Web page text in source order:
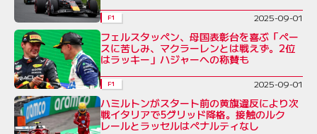
F1 2025-09-01
フェルスタッペン、母国表彰台を喜ぶ「ペー
スに苦しみ、マクラーレンとは戦えず。2位
はラッキー」ハジャーへの称賛も
F1 2025-09-01
ハミルトンがスタート前の黄旗違反により次
戦イタリアで5グリッド降格。接触のルク
レールとラッセルはペナルティなし